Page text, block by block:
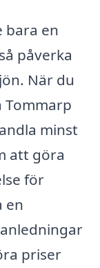
bara en
påverka
När du
minst
att göra
för
en
priser